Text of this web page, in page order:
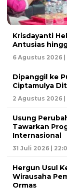
Krisdayanti
Antusias
6 Agustus 2026 |
Dipanggil ke
Ciptamulya
2 Agustus 2026 |
Usung
Tawarkan
Internasional
31 Juli 2026 |
Hergun Usul
Wirausaha
Ormas